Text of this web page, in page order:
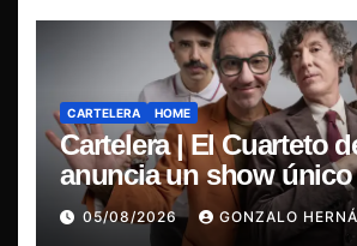
CARTELERA HOME
Cartelera | El Cuarteto
anuncia un show único
irrepetible en el
05/08/2026 GONZALO